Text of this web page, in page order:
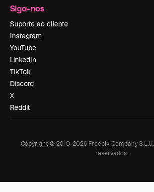
Siga-nos
Suporte ao cliente
Instagram
YouTube
LinkedIn
TikTok
Discord
X
Reddit
Copyright © 2010-2026Freepik Company S.L.U.
reservados.